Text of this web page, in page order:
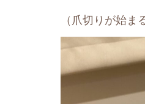
（爪切りが始